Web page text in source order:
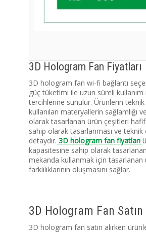
3D Hologram Fan Fiyatları
3D hologram fan wi-fi bağlantı
güç tüketimi ile uzun süreli
tercihlerine sunulur. Ürünlerin
kullanılan materyallerin
olarak tasarlanan ürün çeşitleri
sahip olarak tasarlanması ve teknik
detaydır. 3D hologram fan fiyatları
kapasitesine sahip olarak
mekanda kullanmak için tasarlanan
farklılıklarının oluşmasını sağlar.
3D Hologram Fan
3D hologram fan satın alırken